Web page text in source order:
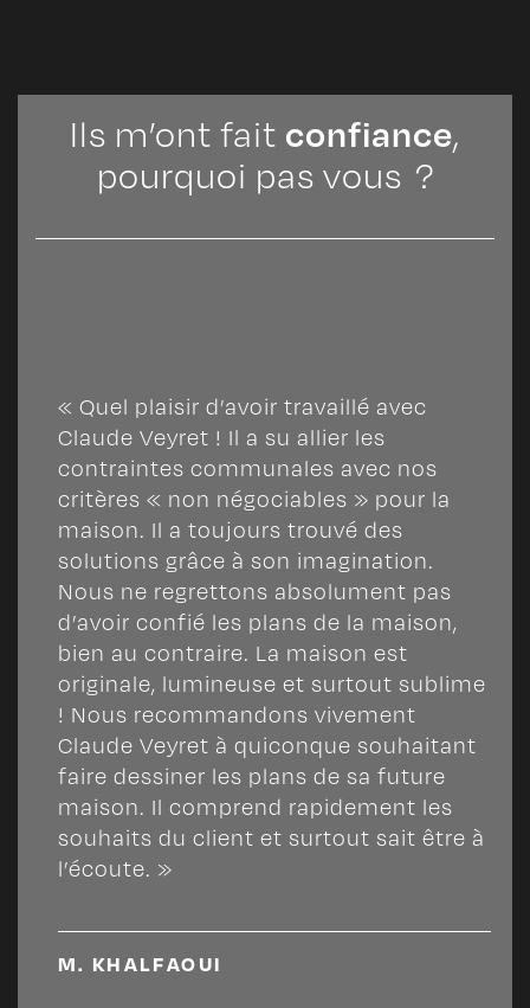
Ils m’ont fait confiance,
pourquoi pas vous ?
« Quel plaisir d’avoir travaillé avec
Claude Veyret ! Il a su allier les
contraintes communales avec nos
critères « non négociables » pour la
maison. Il a toujours trouvé des
solutions grâce à son imagination.
Nous ne regrettons absolument pas
d’avoir confié les plans de la maison,
bien au contraire. La maison est
originale, lumineuse et surtout sublime
! Nous recommandons vivement
Claude Veyret à quiconque souhaitant
faire dessiner les plans de sa future
maison. Il comprend rapidement les
souhaits du client et surtout sait être à
l’écoute. »
M. KHALFAOUI